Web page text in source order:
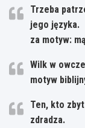
Trzeba
jego języka.
za motyw:
Wilk w
motyw
Ten, kto
zdradza.